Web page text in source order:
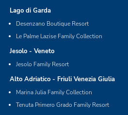
Lago di Garda
Desenzano Boutique Resort
Le Palme Lazise Family Collection
Jesolo - Veneto
Jesolo Family Resort
Alto Adriatico - Friuli Venezia Giulia
Marina Julia Family Collection
Tenuta Primero Grado Family Resort